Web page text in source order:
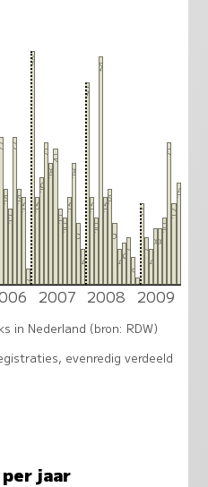
22
14
11
22
14
13
2
35
13
16
21
18
20
11
10
13
18
9
5
30
13
10
34
13
14
9
5
6
7
4
12
7
5
8
8
10
21
12
15
2007 2008 2009
in Nederland (bron: RDW)
evenredig verdeeld
jaar